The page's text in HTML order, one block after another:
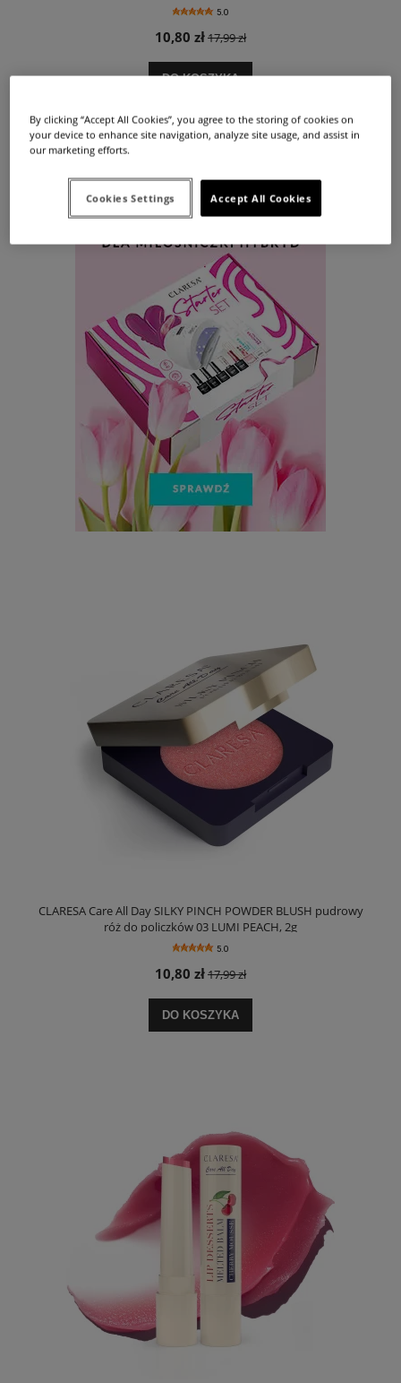
5.0
10,80 zł17,99 zł
DO KOSZYKA
CLARESA Care All Day SILKY PINCH POWDER BLUSH pudrowy
róż do policzków 03 LUMI PEACH, 2g
5.0
10,80 zł17,99 zł
DO KOSZYKA
By clicking “Accept All Cookies”, you agree to the storing of cookies on
your device to enhance site navigation, analyze site usage, and assist in
our marketing efforts.
Accept All Cookies
Cookies Settings